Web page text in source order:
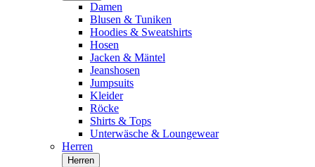
Damen
Blusen & Tuniken
Hoodies & Sweatshirts
Hosen
Jacken & Mäntel
Jeanshosen
Jumpsuits
Kleider
Röcke
Shirts & Tops
Unterwäsche & Loungewear
Herren
Herren